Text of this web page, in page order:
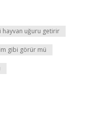
hayvan uğuru getirir
gibi görür mü